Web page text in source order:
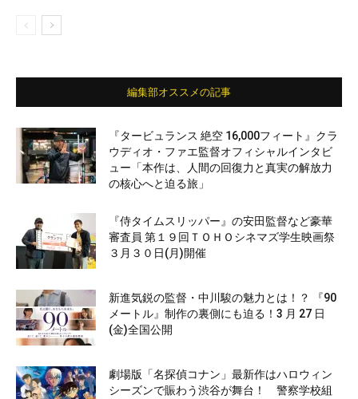
編集部オススメの記事
『タービュランス 絶空 16,000フィート』クラ
ウディオ・ファエ監督オフィシャルインタビ
ュー「本作は、人間の回復力と真実の解放力
の核心へと迫る旅」
『侍タイムスリッパー』の安田監督など豪華
審査員 第１９回ＴＯＨＯシネマズ学生映画祭
３月３０日(月)開催
新進気鋭の監督・中川駿の魅力とは！？ 『90
メートル』制作の裏側にも迫る！3 月 27 日
(金)全国公開
劇場版「名探偵コナン」最新作はハロウィン
シーズンで賑わう渋谷が舞台！ 警察学校組